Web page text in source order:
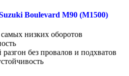
Boulevard M90 (M1500)
низких оборотов
без провалов и подхватов